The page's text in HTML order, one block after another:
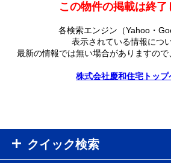
この物件の掲載は終了
各検索エンジン（Yahoo・
表示されている情報につい
最新の情報では無い場合がありますので
株式会社慶和住宅トップ
クイック検索